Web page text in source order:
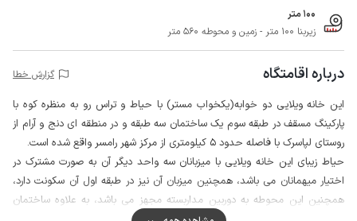
100 متر
زیربنا 100 متر - زمین و محوطه 560 متر
درباره اقامتگاه گزارش خطا
این خانه ویلایی دو خوابه(یکخواب مستر) با حیاط و تراس رو به منظره کوه با
پارکینگ مسقف در طبقه سوم یک ساختمان سه طبقه و در منطقه ای دنج و آرام از
روستای لپاسرک با فاصله حدود 5 کیلومتری از مرکز شهر رامسر واقع شده است.
حیاط زیبای این خانه ویلایی با میزبانان سه واحد دیگر آن به صورت مشترک در
اختیار میهمانان می باشد، همچنین میزبان آن نیز در طبقه اول آن سکونت دارد،
همچنین این محوطه به دوربین مداربسته مجهز می باشد، به علاوه ساختمان